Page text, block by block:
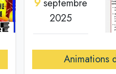
septembre
2025
Animations